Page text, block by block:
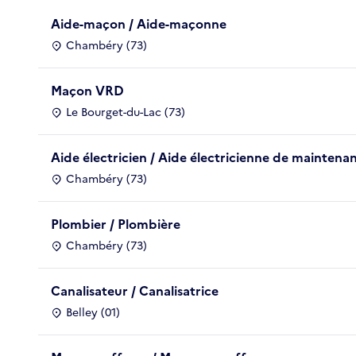
Aide-maçon / Aide-maçonne
Chambéry (73)
Maçon VRD
Le Bourget-du-Lac (73)
Aide électricien / Aide électricienne de
Chambéry (73)
Plombier / Plombière
Chambéry (73)
Canalisateur / Canalisatrice
Belley (01)